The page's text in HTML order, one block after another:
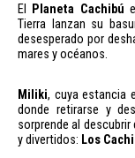
El Planeta Cachibú
Tierra lanzan su
desesperado por
mares y océanos.
Miliki, cuya estancia
donde retirarse y
sorprende al
y divertidos: Los